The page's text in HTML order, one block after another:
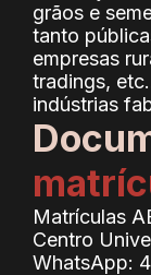
grãos e
tanto
empresas
tradings,
indústrias
Matrículas
Centro
WhatsApp: